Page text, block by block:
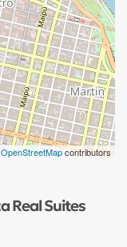
OpenStreetMapcontributors
Real Suites